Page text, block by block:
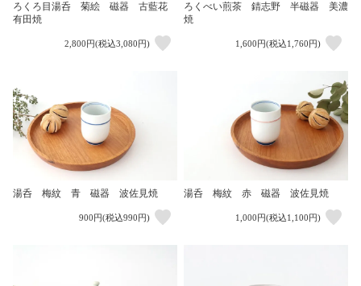
ろくろ目湯呑 菊絵 磁器 古藍花
有田焼
2,800円(税込3,080円)
ろくべい煎茶 錆志野 半磁器 美濃
焼
1,600円(税込1,760円)
湯呑 梅紋 青 磁器 波佐見焼
900円(税込990円)
湯呑 梅紋 赤 磁器 波佐見焼
1,000円(税込1,100円)